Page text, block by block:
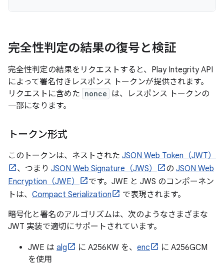
完全性判定の結果の復号と検証
完全性判定の結果をリクエストすると、Play Integrity API
によって署名付きレスポンス トークンが提供されます。
リクエストに含めた nonce は、レスポンス トークンの
一部になります。
トークン形式
このトークンは、ネストされた JSON Web Token（JWT）
、つまり JSON Web Signature（JWS） の JSON Web
Encryption（JWE）
です。JWE と JWS のコンポーネン
トは、 Compact Serialization
で表現されます。
暗号化と署名のアルゴリズムは、次のようなさまざまな
JWT 実装で適切にサポートされています。
JWE は alg に A256KW を、 enc
に A256GCM
を使用